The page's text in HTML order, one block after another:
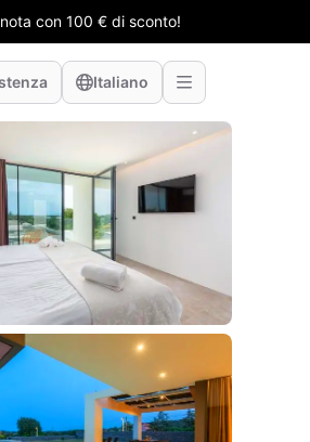
con 100 € di sconto!
Italiano